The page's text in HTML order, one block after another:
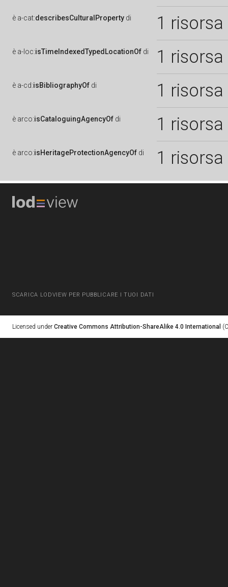
è a-cat:describesCulturalProperty di 1 risorsa
è a-loc:isTimeIndexedTypedLocationOf di 1 risorsa
è a-cd:isBibliographyOf di 1 risorsa
è arco:isCataloguingAgencyOf di 1 risorsa
è arco:isHeritageProtectionAgencyOf di 1 risorsa
SCARICA LODVIEW PER PUBBLICARE I TUOI DATI
Licensed under Creative Commons Attribution-ShareAlike 4.0 International